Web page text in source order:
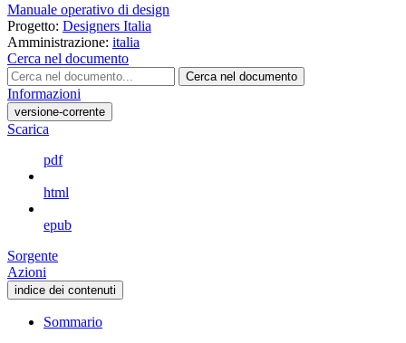
Manuale operativo di design
Progetto: Designers Italia
Amministrazione: italia
Cerca nel documento
Cerca nel documento
Informazioni
versione-corrente
Scarica
pdf
html
epub
Sorgente
Azioni
indice dei contenuti
Sommario